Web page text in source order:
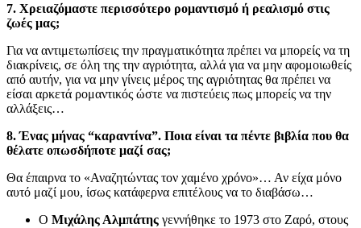
7. Χρειαζόμαστε περισσότερο ρομαντισμό ή ρεαλισμό στις
ζωές μας;
Για να αντιμετωπίσεις την πραγματικότητα πρέπει να μπορείς να τη
διακρίνεις, σε όλη της την αγριότητα, αλλά για να μην αφομοιωθείς
από αυτήν, για να μην γίνεις μέρος της αγριότητας θα πρέπει να
είσαι αρκετά ρομαντικός ώστε να πιστεύεις πως μπορείς να την
αλλάξεις…
8. Ένας μήνας “καραντίνα”. Ποια είναι τα πέντε βιβλία που θα
θέλατε οπωσδήποτε μαζί σας;
Θα έπαιρνα το «Αναζητώντας τον χαμένο χρόνο»… Αν είχα μόνο
αυτό μαζί μου, ίσως κατάφερνα επιτέλους να το διαβάσω…
Ο Μιχάλης Αλμπάτης γεννήθηκε το 1973 στο Ζαρό, στους